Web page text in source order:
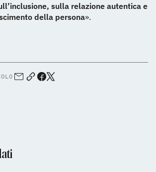
sulla relazione autentica e
della persona».